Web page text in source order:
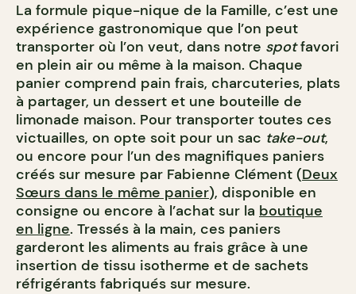
La formule pique-nique de la Famille, c’est une
expérience gastronomique que l’on peut
transporter où l’on veut, dans notre spotfavori
en plein air ou même à la maison. Chaque
panier comprend pain frais, charcuteries, plats
à partager, un dessert et une bouteille de
limonade maison. Pour transporter toutes ces
victuailles, on opte soit pour un sac take-out,
ou encore pour l’un des magnifiques paniers
créés sur mesure par Fabienne Clément (Deux
Sœurs dans le même panier), disponible en
consigne ou encore à l’achat sur la boutique
en ligne. Tressés à la main, ces paniers
garderont les aliments au frais grâce à une
insertion de tissu isotherme et de sachets
réfrigérants fabriqués sur mesure.